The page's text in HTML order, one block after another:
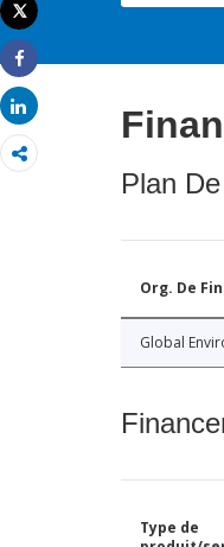
Imprimer
Tweet
Share
Share
Plan
Org. De
Global
Type de